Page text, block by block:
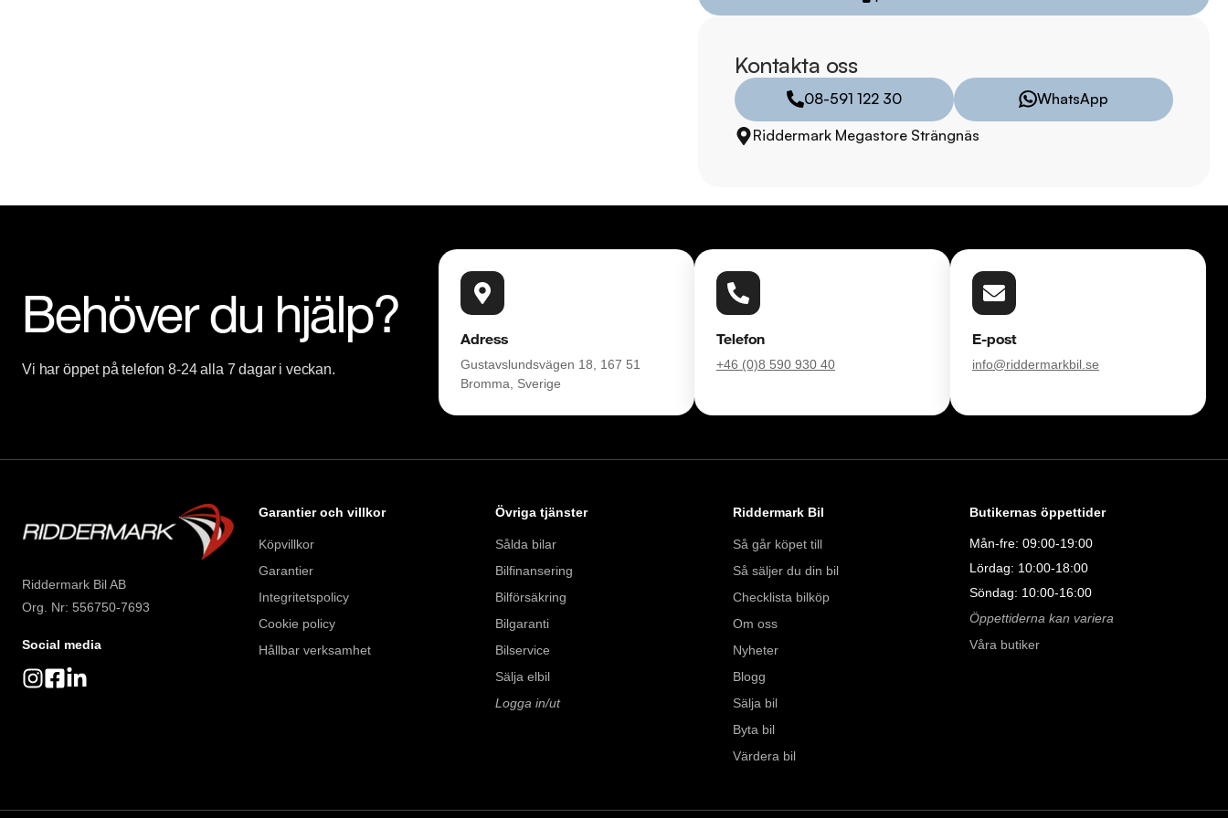
Strängnäs på Kalkstensgatan 21A och upplev skillnaden!
inbyte. Vill du se mer? Kontakta oss för fler bilder och videor.
Därför ska du välja Riddermark Bil:
* Störst i Sverige på begagnade bilar
RIDDERMARK BIL TRYGGHETSPAKET:
Skydda din bil med vårt trygghetspaket. Välj mellan 12-60 månaders garanti och
komplettera med extra hjuluppsättningar till bra priser. Gör ditt bilköp tryggt och
bil: 08-572 142 41. Vi erbjuder även skräddarsydd finansiering och 14 dagars fri
https://vimeo.com/1011323016
Telefontider:
Måndag - Söndag: 08:00 - 24:00
Besökstider i butik:
Lördag: 10:00 - 18:00
Söndag: 10:00 - 16:00
Kontakta oss
08-591 122 30
WhatsApp
Riddermark Megastore Strängnäs
Behöver du hjälp?
Vi har öppet på telefon 8-24 alla 7 dagar i veckan.
Adress
Gustavslundsvägen 18, 167 51
Bromma, Sverige
Telefon
+46 (0)8 590 930 40
E-post
info@riddermarkbil.se
Riddermark Bil AB
Org. Nr: 556750-7693
Social media
Garantier och villkor
Köpvillkor
Garantier
Integritetspolicy
Cookie policy
Hållbar verksamhet
Övriga tjänster
Sålda bilar
Bilfinansering
Bilförsäkring
Bilgaranti
Bilservice
Sälja elbil
Logga in/ut
Riddermark Bil
Så går köpet till
Så säljer du din bil
Checklista bilköp
Om oss
Nyheter
Blogg
Sälja bil
Byta bil
Värdera bil
Butikernas öppettider
Mån-fre: 09:00-19:00
Lördag: 10:00-18:00
Söndag: 10:00-16:00
Öppettiderna kan variera
Våra butiker